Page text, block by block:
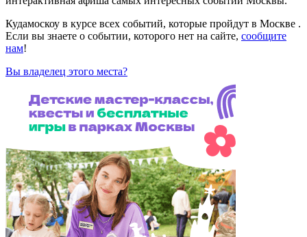
Кудамоскоу в курсе всех событий, которые пройдут в Москве .
Если вы знаете о событии, которого нет на сайте, сообщите
нам!
Вы владелец этого места?